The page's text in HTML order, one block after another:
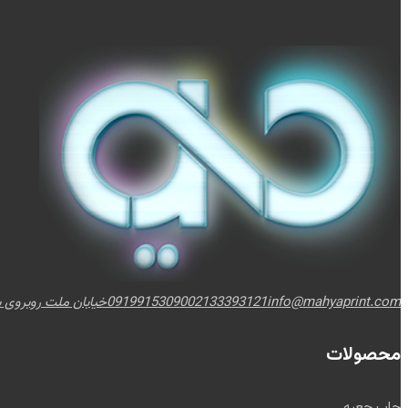
0919915309002133393121info@mahyaprint.com خیابان ملت روبروی
محصولات